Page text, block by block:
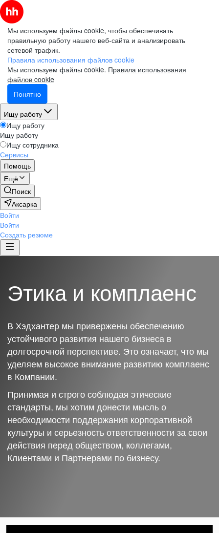
Мы используем файлы cookie, чтобы обеспечивать
правильную работу нашего веб-сайта и анализировать
сетевой трафик.
Правила использования файлов cookie
Мы используем файлы cookie. Правила использования
файлов cookie
Понятно
Ищу работу
Ищу работу
Ищу работу
Ищу сотрудника
Сервисы
Помощь
Ещё
Поиск
Аксарка
Войти
Войти
Создать резюме
Этика и комплаенс
В Хэдхантер мы привержены обеспечению
устойчивого развития нашего бизнеса в
долгосрочной перспективе. Это означает, что мы
уделяем высокое внимание развитию комплаенс
в Компании.
Принимая и строго соблюдая этические
стандарты, мы хотим донести мысль о
необходимости поддержания корпоративной
культуры и серьезность ответственности за свои
действия перед обществом, коллегами,
Клиентами и Партнерами по бизнесу.